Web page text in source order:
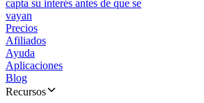
capta su interés antes de que se
vayan
Precios
Afiliados
Ayuda
Aplicaciones
Blog
Recursos